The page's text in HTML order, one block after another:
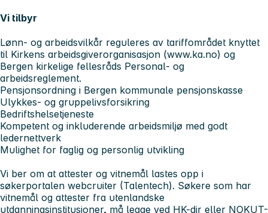
Vi tilbyr
Lønn- og arbeidsvilkår reguleres av tariffområdet knyttet
til Kirkens arbeidsgiverorganisasjon (www.ka.no) og
Bergen kirkelige fellesråds Personal- og
arbeidsreglement.
Pensjonsordning i Bergen kommunale pensjonskasse
Ulykkes- og gruppelivsforsikring
Bedriftshelsetjeneste
Kompetent og inkluderende arbeidsmiljø med godt
ledernettverk
Mulighet for faglig og personlig utvikling
Vi ber om at attester og vitnemål lastes opp i
søkerportalen webcruiter (Talentech). Søkere som har
vitnemål og attester fra utenlandske
utdanningsinstitusjoner, må legge ved HK-dir eller NOKUT-